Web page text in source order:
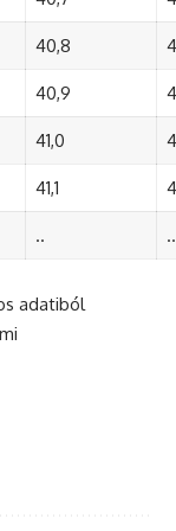
40,8
40,9
41,0
41,1
.. ..
adatiból